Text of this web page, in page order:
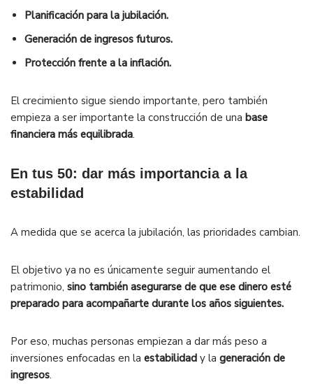
Planificación para la jubilación.
Generación de ingresos futuros.
Protección frente a la inflación.
El crecimiento sigue siendo importante, pero también
empieza a ser importante la construcción de una base
financiera más equilibrada.
En tus 50: dar más importancia a la
estabilidad
A medida que se acerca la jubilación, las prioridades cambian.
El objetivo ya no es únicamente seguir aumentando el
patrimonio, sino también asegurarse de que ese dinero esté
preparado para acompañarte durante los años siguientes.
Por eso, muchas personas empiezan a dar más peso a
inversiones enfocadas en la estabilidad y la generación de
ingresos.